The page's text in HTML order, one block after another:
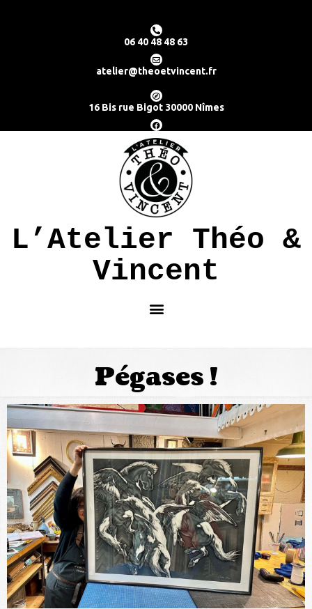
06 40 48 48 63
atelier@theoetvincent.fr
16 Bis rue Bigot 30000 Nîmes
L’Atelier Théo &
Vincent
Pégases !